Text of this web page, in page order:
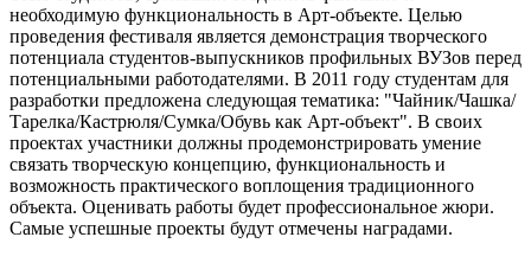
необходимую функциональность в Арт-объекте. Целью
проведения фестиваля является демонстрация творческого
потенциала студентов-выпускников профильных ВУЗов перед
потенциальными работодателями. В 2011 году студентам для
разработки предложена следующая тематика: "Чайник/Чашка/
Тарелка/Кастрюля/Сумка/Обувь как Арт-объект". В своих
проектах участники должны продемонстрировать умение
связать творческую концепцию, функциональность и
возможность практического воплощения традиционного
объекта. Оценивать работы будет профессиональное жюри.
Самые успешные проекты будут отмечены наградами.